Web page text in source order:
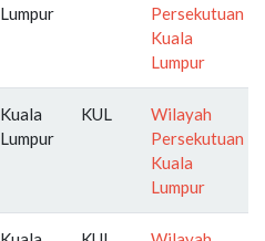
Lumpur
Persekutuan
Kuala
Lumpur
Kuala
Lumpur
KUL
Wilayah
Persekutuan
Kuala
Lumpur